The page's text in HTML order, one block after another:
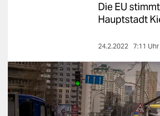
berlin
nord
Die EU
Hauptstadt
24.2.2022 7:11 Uhr